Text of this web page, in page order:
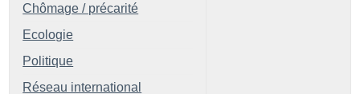
Chômage / précarité
Ecologie
Politique
Réseau international